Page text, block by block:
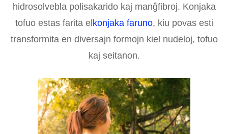
hidrosolvebla polisakarido kaj manĝfibroj. Konjaka
tofuo estas farita elkonjaka faruno, kiu povas esti
transformita en diversajn formojn kiel nudeloj, tofuo
kaj seitanon.